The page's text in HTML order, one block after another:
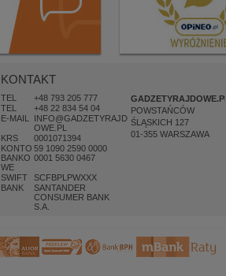
KONTAKT
TEL
+48 793 205 777
TEL
+48 22 834 54 04
E-MAIL
INFO@GADZETYRAJD
OWE.PL
KRS
0001071394
KONTO
BANKO
WE
59 1090 2590 0000
0001 5630 0467
SWIFT
SCFBPLPWXXX
BANK
SANTANDER
CONSUMER BANK
S.A.
GADZETYRAJDOWE.PL
POWSTAŃCÓW
ŚLĄSKICH 127
01-355 WARSZAWA